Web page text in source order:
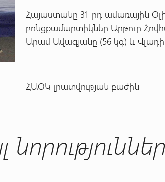
Հայաստանը 31-րդ ամառային
բռնցքամարտիկներ Արթուր
Արամ Ավագյանը (56 կգ) և
ՀԱՕԿ լրատվության բաժին